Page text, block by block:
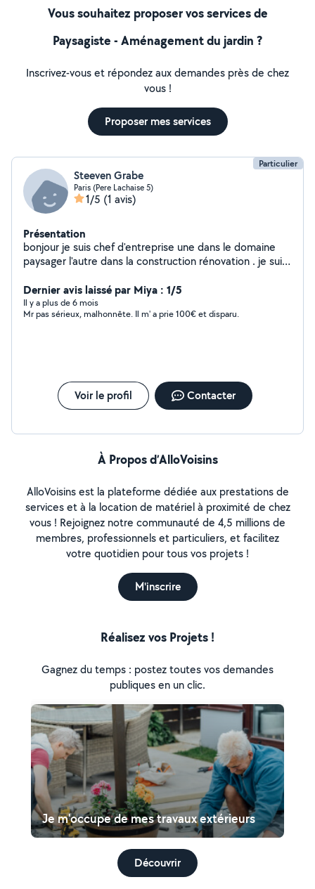
Vous souhaitez proposer vos services de
Paysagiste - Aménagement du jardin ?
Inscrivez-vous et répondez aux demandes près de chez
vous !
Proposer mes services
Particulier
Steeven Grabe
Paris (Pere Lachaise 5)
1/5 (1 avis)
Présentation
bonjour je suis chef d'entreprise une dans le domaine
paysager l'autre dans la construction rénovation . je suis
avec sérieux je fait cela car tout le monde ne peu se
permettre de faire appel a une entreprise
Dernier avis laissé par Miya : 1/5
Il y a plus de 6 mois
Mr pas sérieux, malhonnête. Il m' a prie 100€ et disparu.
Voir le profil Contacter
À Propos d’AlloVoisins
AlloVoisins est la plateforme dédiée aux prestations de
services et à la location de matériel à proximité de chez
vous ! Rejoignez notre communauté de 4,5 millions de
membres, professionnels et particuliers, et facilitez
votre quotidien pour tous vos projets !
M'inscrire
Réalisez vos Projets !
Gagnez du temps : postez toutes vos demandes
publiques en un clic.
Je m'occupe de mes travaux extérieurs
Découvrir